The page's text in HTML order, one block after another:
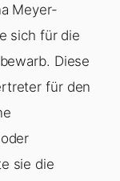
Meyer-
sich für die
Diese
für den
sie die